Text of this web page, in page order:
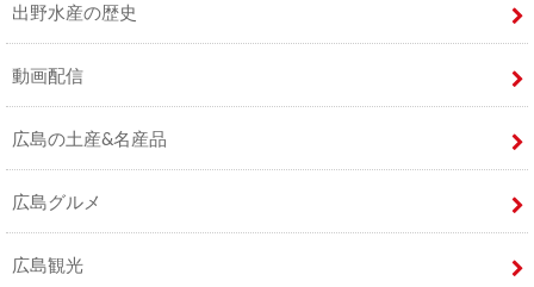
出野水産の歴史
動画配信
広島の土産&名産品
広島グルメ
広島観光